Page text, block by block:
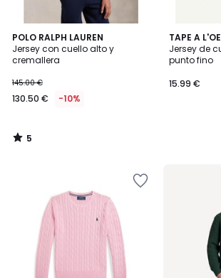
POLO RALPH LAUREN
Jersey con cuello alto y
cremallera
145.00 €
130.50 € -10%
5
/
5
5
/
TAPE A
Jersey de
punto fino
15.99 €